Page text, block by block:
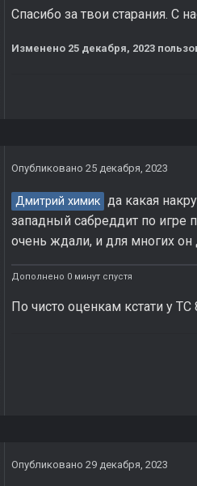
Спасибо за твои старания.
Изменено 25 декабря, 2023
Опубликовано 25 декабря, 2023
Дмитрий химик да какая
западный сабреддит по игре
очень ждали, и для многих
Дополнено 0 минут спустя
По чисто оценкам кстати у ТС
Опубликовано 29 декабря, 2023